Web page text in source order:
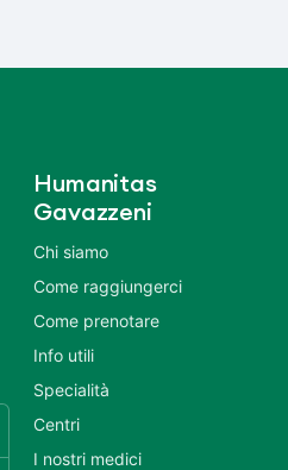
Humanitas
Gavazzeni
Chi siamo
Come raggiungerci
Come prenotare
Info utili
Specialità
Centri
I nostri medici